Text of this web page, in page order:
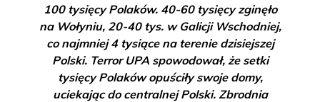
100 tysięcy Polaków. 40-60 tysięcy zginęło
na Wołyniu, 20-40 tys. w Galicji Wschodniej,
co najmniej 4 tysiące na terenie dzisiejszej
Polski. Terror UPA spowodował, że setki
tysięcy Polaków opuściły swoje domy,
uciekając do centralnej Polski. Zbrodnia